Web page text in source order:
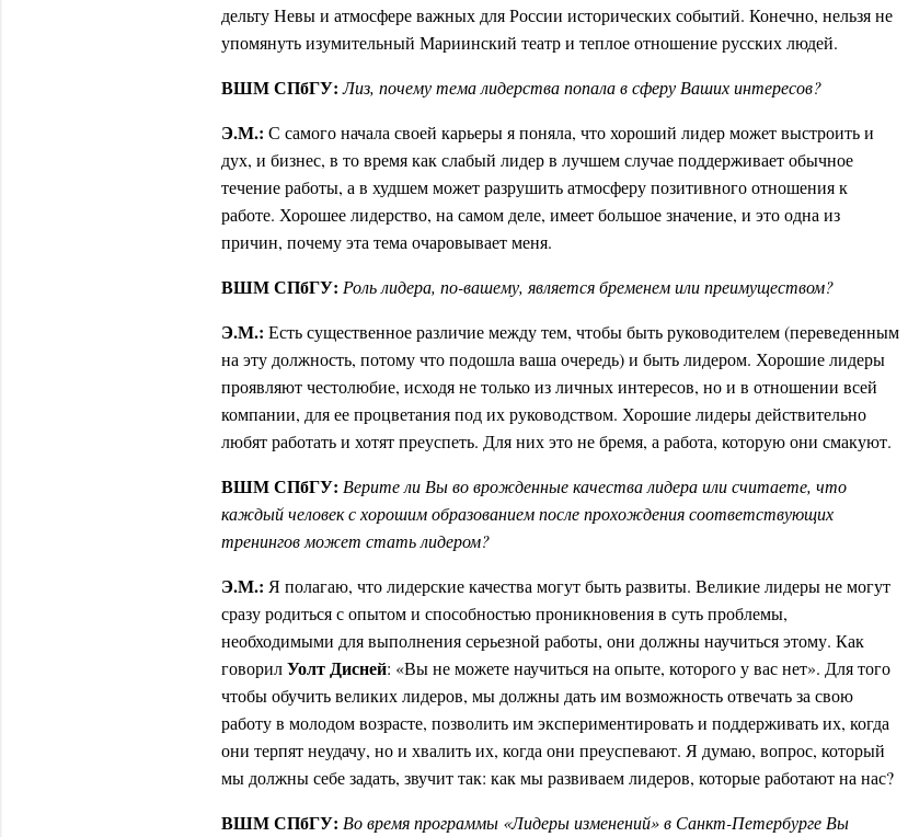
дельту Невы и атмосфере важных для России исторических событий. Конечно, нельзя не
упомянуть изумительный Мариинский театр и теплое отношение русских людей.
ВШМ СПбГУ: Лиз, почему тема лидерства попала в сферу Ваших интересов?
Э.М.: С самого начала своей карьеры я поняла, что хороший лидер может выстроить и
дух, и бизнес, в то время как слабый лидер в лучшем случае поддерживает обычное
течение работы, а в худшем может разрушить атмосферу позитивного отношения к
работе. Хорошее лидерство, на самом деле, имеет большое значение, и это одна из
причин, почему эта тема очаровывает меня.
ВШМ СПбГУ: Роль лидера, по-вашему, является бременем или преимуществом?
Э.М.: Есть существенное различие между тем, чтобы быть руководителем (переведенным
на эту должность, потому что подошла ваша очередь) и быть лидером. Хорошие лидеры
проявляют честолюбие, исходя не только из личных интересов, но и в отношении всей
компании, для ее процветания под их руководством. Хорошие лидеры действительно
любят работать и хотят преуспеть. Для них это не бремя, а работа, которую они смакуют.
ВШМ СПбГУ: Верите ли Вы во врожденные качества лидера или считаете, что
каждый человек с хорошим образованием после прохождения соответствующих
тренингов может стать лидером?
Э.М.: Я полагаю, что лидерские качества могут быть развиты. Великие лидеры не могут
сразу родиться с опытом и способностью проникновения в суть проблемы,
необходимыми для выполнения серьезной работы, они должны научиться этому. Как
говорилУолт Дисней: «Вы не можете научиться на опыте, которого у вас нет». Для того
чтобы обучить великих лидеров, мы должны дать им возможность отвечать за свою
работу в молодом возрасте, позволить им экспериментировать и поддерживать их, когда
они терпят неудачу, но и хвалить их, когда они преуспевают. Я думаю, вопрос, который
мы должны себе задать, звучит так: как мы развиваем лидеров, которые работают на нас?
ВШМ СПбГУ: Во время программы «Лидеры изменений» в Санкт-Петербурге Вы